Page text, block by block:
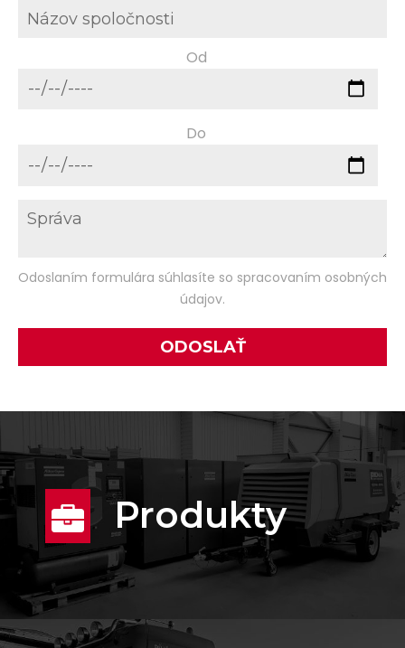
Od
Do
Odoslaním formulára súhlasíte so spracovaním osobných
údajov.
Produkty